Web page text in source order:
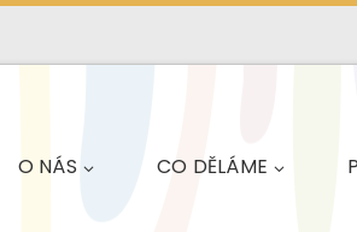
O NÁS CO DĚLÁME